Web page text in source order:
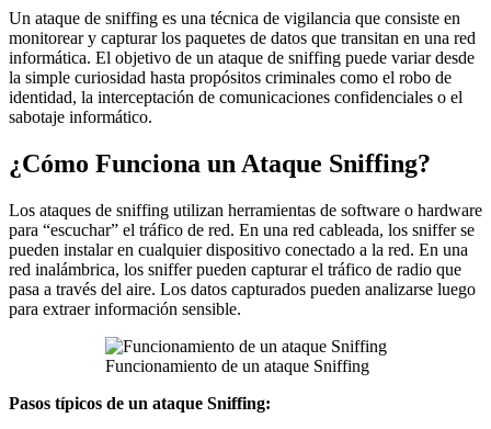
Un ataque de sniffing es una técnica de vigilancia que consiste en
monitorear y capturar los paquetes de datos que transitan en una red
informática. El objetivo de un ataque de sniffing puede variar desde
la simple curiosidad hasta propósitos criminales como el robo de
identidad, la interceptación de comunicaciones confidenciales o el
sabotaje informático.
¿Cómo Funciona un Ataque Sniffing?
Los ataques de sniffing utilizan herramientas de software o hardware
para “escuchar” el tráfico de red. En una red cableada, los sniffer se
pueden instalar en cualquier dispositivo conectado a la red. En una
red inalámbrica, los sniffer pueden capturar el tráfico de radio que
pasa a través del aire. Los datos capturados pueden analizarse luego
para extraer información sensible.
Funcionamiento de un ataque Sniffing
Pasos típicos de un ataque Sniffing: